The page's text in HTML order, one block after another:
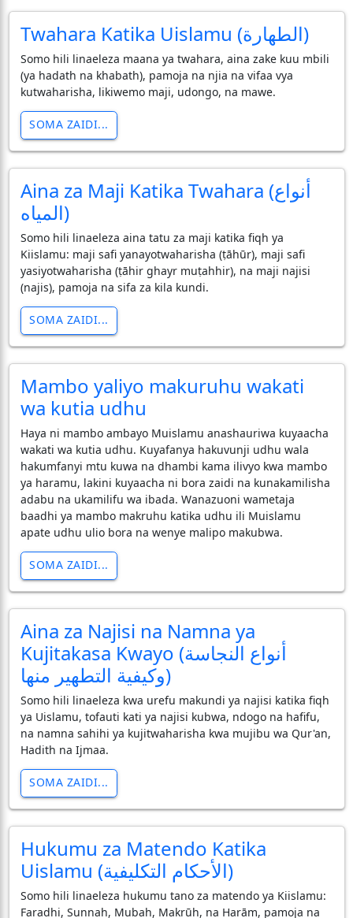
Twahara Katika Uislamu (الطهارة)
Somo hili linaeleza maana ya twahara, aina zake kuu mbili
(ya hadath na khabath), pamoja na njia na vifaa vya
kutwaharisha, likiwemo maji, udongo, na mawe.
SOMA ZAIDI...
Aina za Maji Katika Twahara (أنواع
المياه)
Somo hili linaeleza aina tatu za maji katika fiqh ya
Kiislamu: maji safi yanayotwaharisha (ṭāhūr), maji safi
yasiyotwaharisha (ṭāhir ghayr muṭahhir), na maji najisi
(najis), pamoja na sifa za kila kundi.
SOMA ZAIDI...
Mambo yaliyo makuruhu wakati
wa kutia udhu
Haya ni mambo ambayo Muislamu anashauriwa kuyaacha
wakati wa kutia udhu. Kuyafanya hakuvunji udhu wala
hakumfanyi mtu kuwa na dhambi kama ilivyo kwa mambo
ya haramu, lakini kuyaacha ni bora zaidi na kunakamilisha
adabu na ukamilifu wa ibada. Wanazuoni wametaja
baadhi ya mambo makruhu katika udhu ili Muislamu
apate udhu ulio bora na wenye malipo makubwa.
SOMA ZAIDI...
Aina za Najisi na Namna ya
Kujitakasa Kwayo (أنواع النجاسة
وكيفية التطهير منها)
Somo hili linaeleza kwa urefu makundi ya najisi katika fiqh
ya Uislamu, tofauti kati ya najisi kubwa, ndogo na hafifu,
na namna sahihi ya kujitwaharisha kwa mujibu wa Qur'an,
Hadith na Ijmaa.
SOMA ZAIDI...
Hukumu za Matendo Katika
Uislamu (الأحكام التكليفية)
Somo hili linaeleza hukumu tano za matendo ya Kiislamu:
Faradhi, Sunnah, Mubah, Makrūh, na Harām, pamoja na